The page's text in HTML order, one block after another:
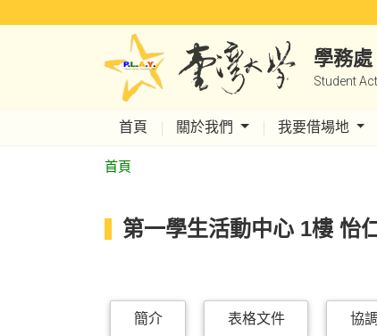
學務
Student
首頁 關於我們 我要借場地
首頁
第一學生活動中心 1樓 怡
簡介 表格文件 協